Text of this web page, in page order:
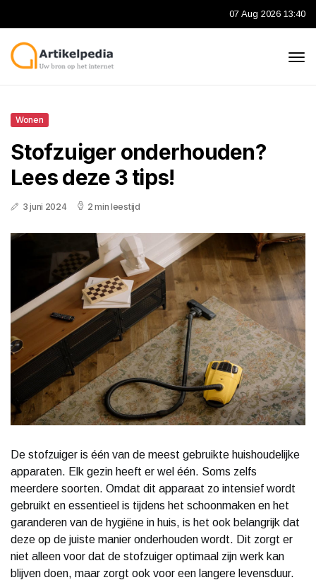
07 Aug 2026 13:40
Wonen
Stofzuiger onderhouden?
Lees deze 3 tips!
3 juni 2024 2 min leestijd
De stofzuiger is één van de meest gebruikte huishoudelijke
apparaten. Elk gezin heeft er wel één. Soms zelfs
meerdere soorten. Omdat dit apparaat zo intensief wordt
gebruikt en essentieel is tijdens het schoonmaken en het
garanderen van de hygiëne in huis, is het ook belangrijk dat
deze op de juiste manier onderhouden wordt. Dit zorgt er
niet alleen voor dat de stofzuiger optimaal zijn werk kan
blijven doen, maar zorgt ook voor een langere levensduur.